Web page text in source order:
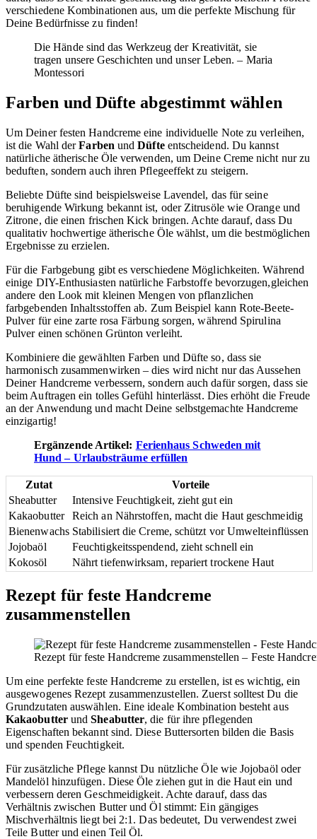
verschiedene Kombinationen aus, um die perfekte Mischung für
Deine Bedürfnisse zu finden!
Die Hände sind das Werkzeug der Kreativität, sie
tragen unsere Geschichten und unser Leben. – Maria
Montessori
Farben und Düfte abgestimmt wählen
Um Deiner festen Handcreme eine individuelle Note zu verleihen,
ist die Wahl derFarben undDüfteentscheidend. Du kannst
natürliche ätherische Öle verwenden, um Deine Creme nicht nur zu
beduften, sondern auch ihren Pflegeeffekt zu steigern.
Beliebte Düfte sind beispielsweise Lavendel, das für seine
beruhigende Wirkung bekannt ist, oder Zitrusöle wie Orange und
Zitrone, die einen frischen Kick bringen. Achte darauf, dass Du
qualitativ hochwertige ätherische Öle wählst, um die bestmöglichen
Ergebnisse zu erzielen.
Für die Farbgebung gibt es verschiedene Möglichkeiten. Während
einige DIY-Enthusiasten natürliche Farbstoffe bevorzugen,gleichen
andere den Look mit kleinen Mengen von pflanzlichen
farbgebenden Inhaltsstoffen ab. Zum Beispiel kann Rote-Beete-
Pulver für eine zarte rosa Färbung sorgen, während Spirulina
Pulver einen schönen Grünton verleiht.
Kombiniere die gewählten Farben und Düfte so, dass sie
harmonisch zusammenwirken – dies wird nicht nur das Aussehen
Deiner Handcreme verbessern, sondern auch dafür sorgen, dass sie
beim Auftragen ein tolles Gefühl hinterlässt. Dies erhöht die Freude
an der Anwendung und macht Deine selbstgemachte Handcreme
einzigartig!
Ergänzende Artikel: Ferienhaus Schweden mit
Hund – Urlaubsträume erfüllen
Zutat
Vorteile
Sheabutter
Intensive Feuchtigkeit, zieht gut ein
Kakaobutter
Reich an Nährstoffen, macht die Haut geschmeidig
Bienenwachs Stabilisiert die Creme, schützt vor Umwelteinflüssen
Jojobaöl
Feuchtigkeitsspendend, zieht schnell ein
Kokosöl
Nährt tiefenwirksam, repariert trockene Haut
Rezept für feste Handcreme
zusammenstellen
Rezept für feste Handcreme zusammenstellen – Feste
Um eine perfekte feste Handcreme zu erstellen, ist es wichtig, ein
ausgewogenes Rezept zusammenzustellen. Zuerst solltest Du die
Grundzutaten auswählen. Eine ideale Kombination besteht aus
KakaobutterundSheabutter, die für ihre pflegenden
Eigenschaften bekannt sind. Diese Buttersorten bilden die Basis
und spenden Feuchtigkeit.
Für zusätzliche Pflege kannst Du nützliche Öle wie Jojobaöl oder
Mandelöl hinzufügen. Diese Öle ziehen gut in die Haut ein und
verbessern deren Geschmeidigkeit. Achte darauf, dass das
Verhältnis zwischen Butter und Öl stimmt: Ein gängiges
Mischverhältnis liegt bei 2:1. Das bedeutet, Du verwendest zwei
Teile Butter und einen Teil Öl.